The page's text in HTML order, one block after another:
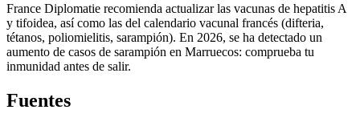
France Diplomatie recomienda actualizar las vacunas de hepatitis A
y tifoidea, así como las del calendario vacunal francés (difteria,
tétanos, poliomielitis, sarampión). En 2026, se ha detectado un
aumento de casos de sarampión en Marruecos: comprueba tu
inmunidad antes de salir.
Fuentes